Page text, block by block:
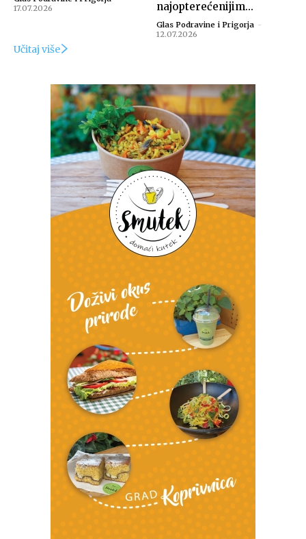
17.07.2026
najopterećenijim...
Glas Podravine i Prigorja -
12.07.2026
Učitaj više